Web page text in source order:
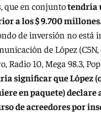
que en conjuntotendría
a los $ 9.700
de inversión no está
de López
Radio 10, Mega 98.3,
significar que López
en paquete) declare
de acreedores por